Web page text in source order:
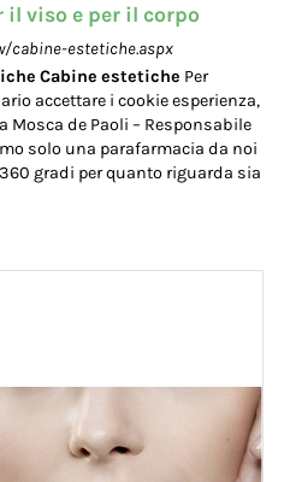
viso e per il corpo
cabine-estetiche.aspx
Cabine estetiche Per
accettare i cookie esperienza,
de Paoli – Responsabile
solo una parafarmacia da noi
gradi per quanto riguarda sia